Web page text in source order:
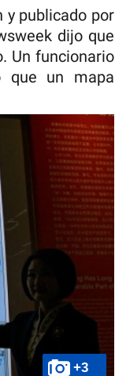
y publicado por
dijo que
Un funcionario
que un mapa
+3